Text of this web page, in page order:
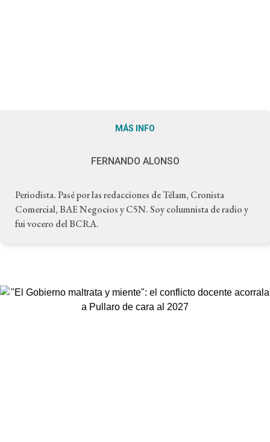
MÁS INFO
FERNANDO ALONSO
Periodista. Pasé por las redacciones de Télam, Cronista
Comercial, BAE Negocios y C5N. Soy columnista de radio y
fui vocero del BCRA.